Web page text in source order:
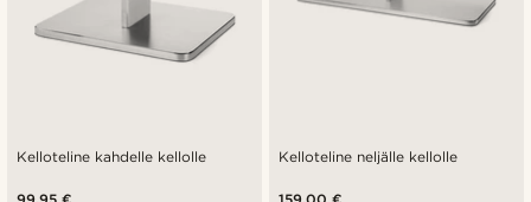
Kelloteline kahdelle kellolle Kelloteline neljälle kellolle